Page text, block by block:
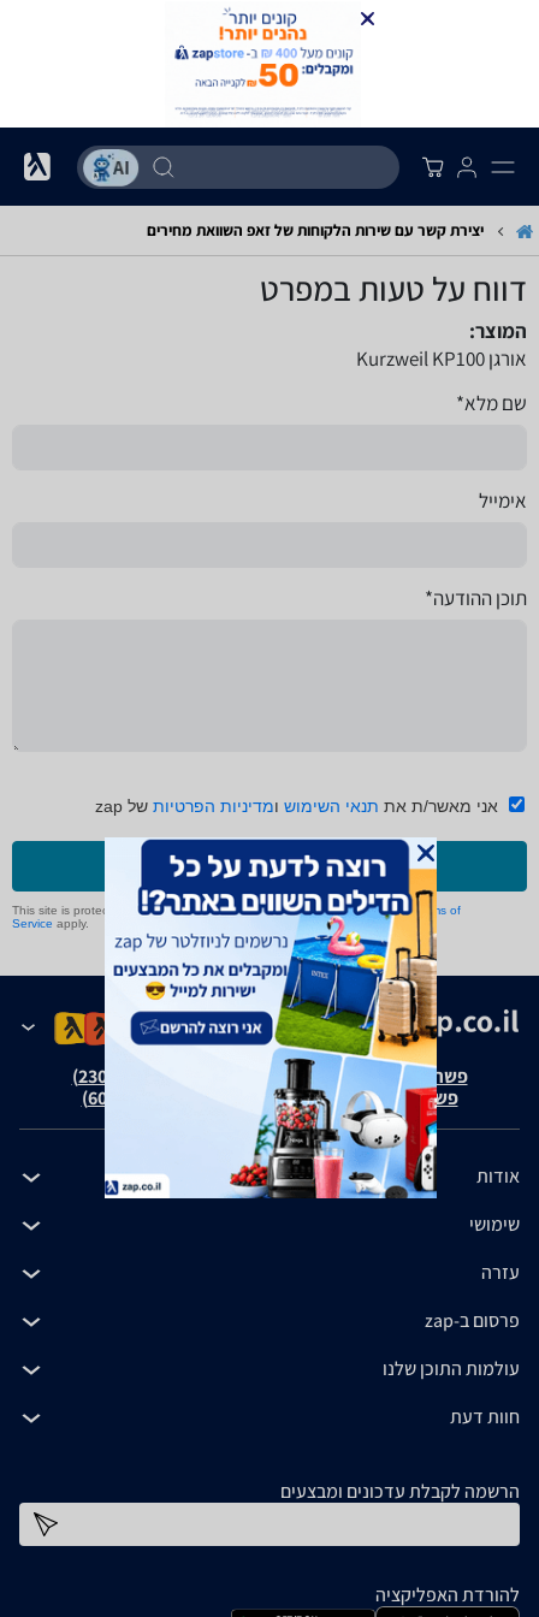
יצירת קשר עם שירות הלקוחות של זאפ השוואת מחירים
דווח על טעות במפרט
המוצר:
אורגן Kurzweil KP100
שם מלא*
אימייל
תוכן ההודעה*
אני מאשר/ת את תנאי השימוש ומדיניות הפרטיות של zap
שליחה
This site is protected by reCAPTCHA and the GooglePrivacy Policyand Terms of
Service apply.
פשרה בת"צ אבנצ'יק נ' זאפ גרופ (ת"צ 23008-08-20)
פשרה בת"צ כהנים נ' זאפ גרופ (ת"צ 60371-12-19)
אודות
שימושי
עזרה
פרסום ב-zap
עולמות התוכן שלנו
חוות דעת
הרשמה לקבלת עדכונים ומבצעים
להורדת האפליקציה